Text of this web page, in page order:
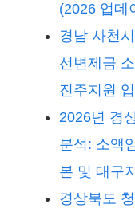
(2026 업데
경남 사천
선변제금
진주지원
2026년 경
분석: 소액
본 및 대구
경상북도